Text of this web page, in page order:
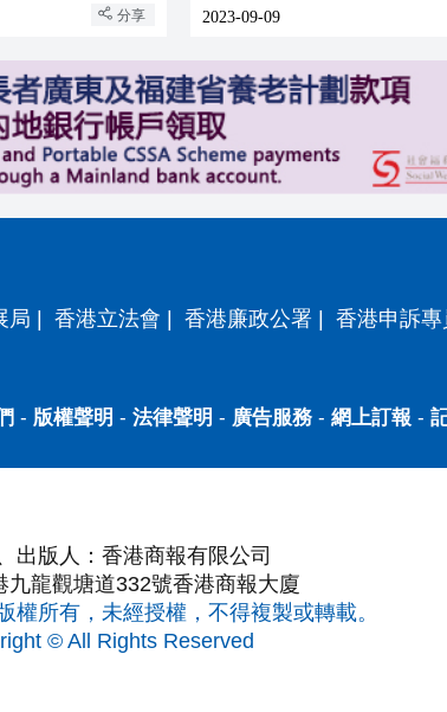
分享 2023-09-09
局 香港立法會 香港廉政公署
香港申訴
- 版權聲明 - 法律聲明 - 廣告服務- 網上訂報 -
出版人：香港商報有限公司
九龍觀塘道332號香港商報大廈
權所有，未經授權，不得複製或轉載。
© All Rights Reserved